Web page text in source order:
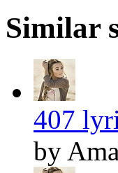
Similar
407
by